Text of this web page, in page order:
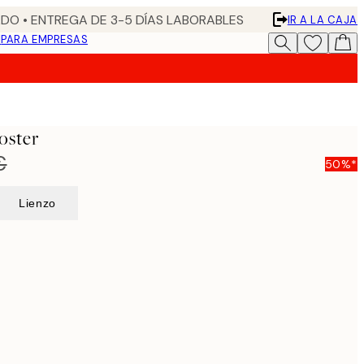
• ENTREGA DE 3-5 DÍAS LABORABLES
IR A LA CAJA
PARA EMPRESAS
50%*
Lienzo